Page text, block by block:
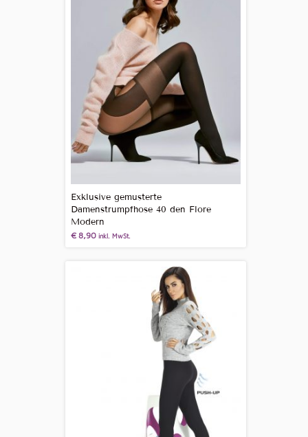
Exklusive gemusterte
Damenstrumpfhose 40 den Flore
Modern
€8,90 inkl. MwSt.